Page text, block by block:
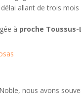
allant de trois
à proche Toussus-
nous avons